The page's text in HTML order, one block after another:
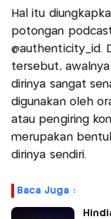
Hal itu
potongan
@authenticity_id.
tersebut,
dirinya sangat
digunakan oleh
atau pengiring
merupakan
dirinya sendiri.
Baca Juga :